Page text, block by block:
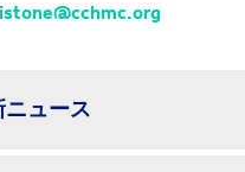
ニュース